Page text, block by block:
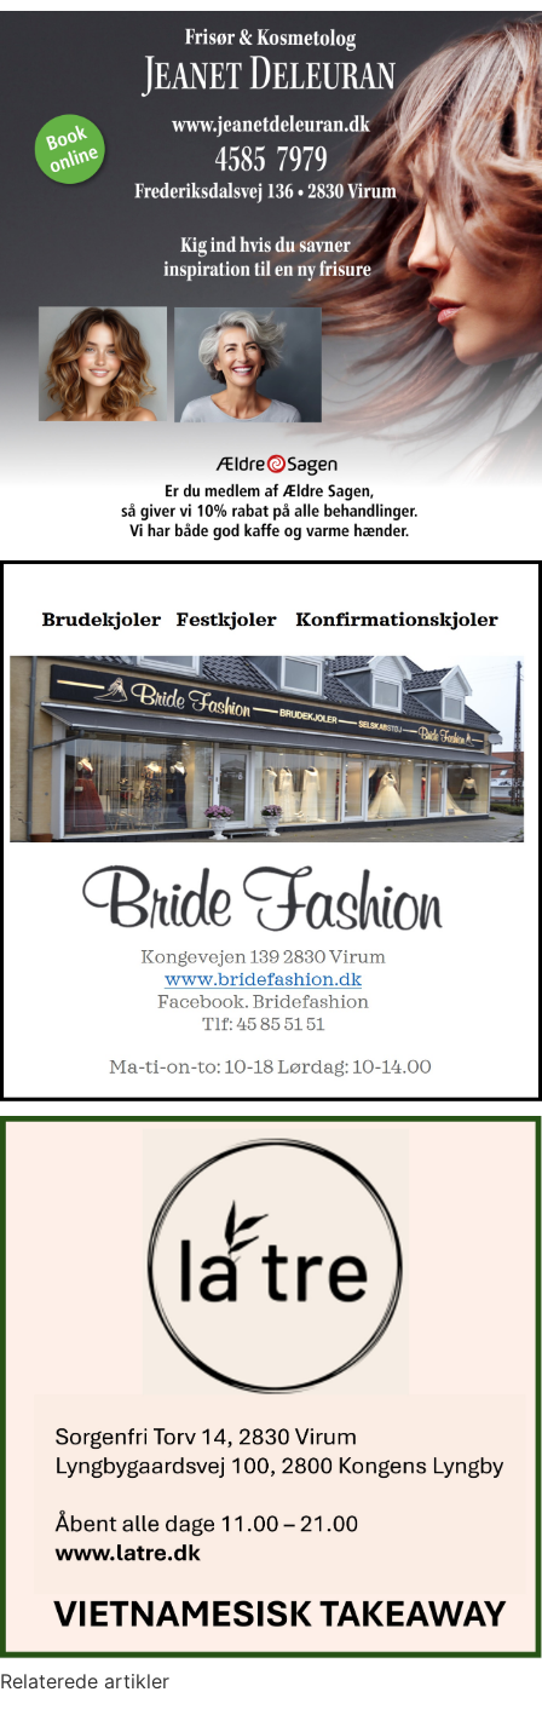
Relaterede artikler